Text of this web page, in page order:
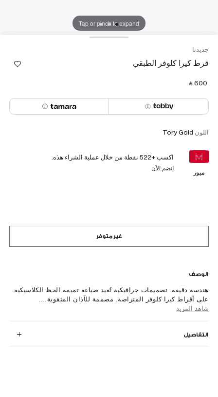
Tap or pinch to expand
جديدنا
قرط كيرا كلوفر الطبقي
‎ ⃁ ⁦600⁩ ‎
اللون Tory Gold
ميوز
اكسب +522 نقطة من خلال عملية الشراء هذه.
انضم الآن
غير متوفر
الوصف
هندسة دقيقة. تصميمات جرافيكية تُعيد صياغة تميمة الحظ الكلاسيكية
على أقراط كيرا كلوفر المتراصة. مصممة للآذان المثقوبة....
شاهد المزيد
التفاصيل